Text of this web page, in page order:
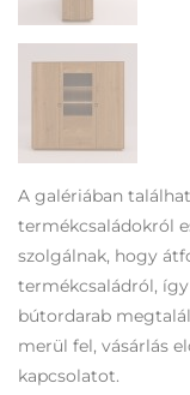
A galériában
termékcsaládokról
szolgálnak, hogy
termékcsaládról,
bútordarab
merül fel, vásárlás
kapcsolatot.